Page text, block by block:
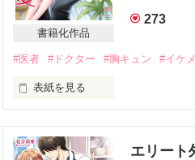
『天才！Doctorは幼なじみ』
の続編です！
書籍化作品
273
#医者 #ドクター #胸キュン #イケ
表紙を見る
エリート